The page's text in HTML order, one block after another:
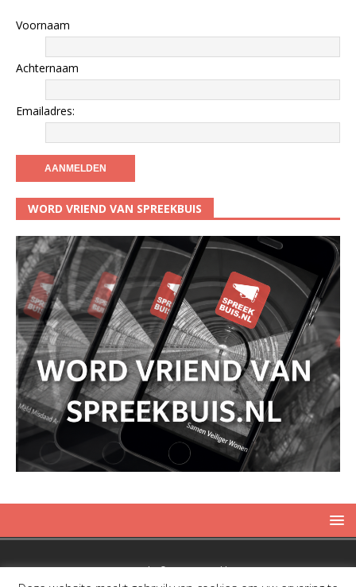
Voornaam
Achternaam
Emailadres:
WORD VRIEND VAN SPREEKBUIS
Copyright © 2019 Spreekbuis